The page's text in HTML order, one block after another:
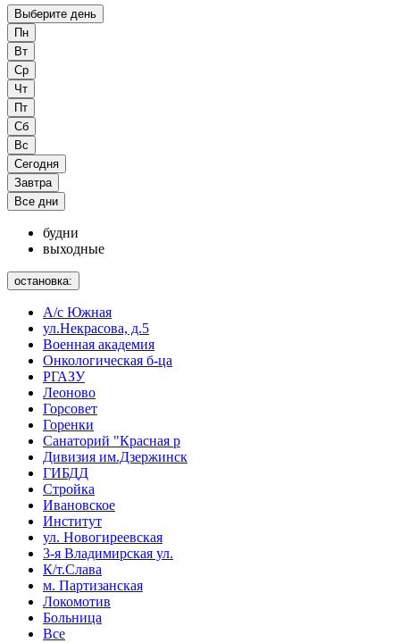
Выберите день
Пн
Вт
Ср
Чт
Пт
Сб
Вс
Сегодня
Завтра
Все дни
будни
выходные
остановка:
А/с Южная
ул.Некрасова, д.5
Военная академия
Онкологическая б-ца
РГАЗУ
Леоново
Горсовет
Горенки
Санаторий "Красная р
Дивизия им.Дзержинск
ГИБДД
Стройка
Ивановское
Институт
ул. Новогиреевская
3-я Владимирская ул.
К/т.Слава
м. Партизанская
Локомотив
Больница
Все